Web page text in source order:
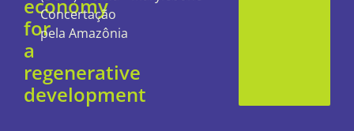
economy
for
a
regenerative
development
Concertação
pela Amazônia